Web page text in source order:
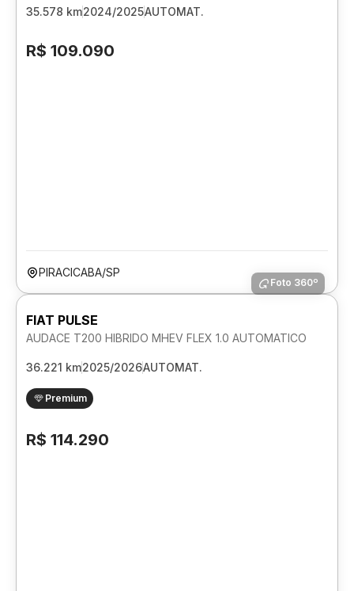
35.578 km2024/2025AUTOMAT.
R$ 109.090
PIRACICABA/SP
Foto 360º
FIAT PULSE
AUDACE T200 HIBRIDO MHEV FLEX 1.0 AUTOMATICO
36.221 km2025/2026AUTOMAT.
Premium
R$ 114.290